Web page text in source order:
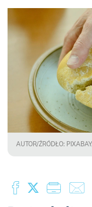
AUTOR/ŹRÓDŁO: